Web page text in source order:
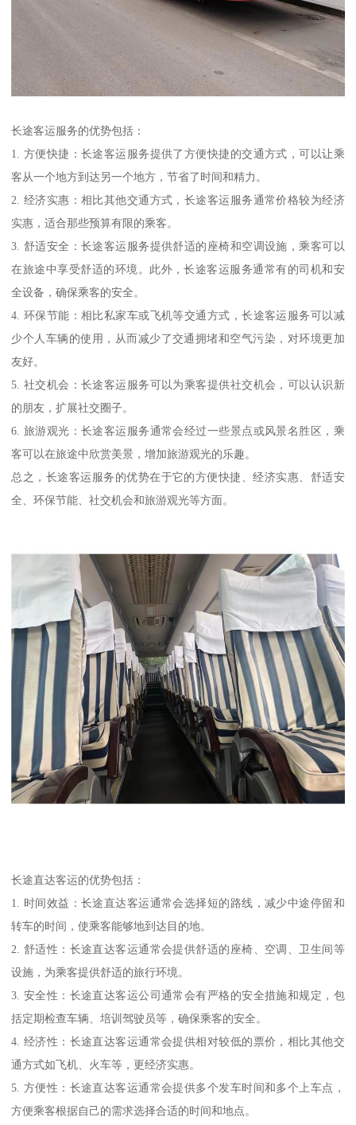
长途客运服务的优势包括：
1. 方便快捷：长途客运服务提供了方便快捷的交通方式，可以让乘
客从一个地方到达另一个地方，节省了时间和精力。
2. 经济实惠：相比其他交通方式，长途客运服务通常价格较为经济
实惠，适合那些预算有限的乘客。
3. 舒适安全：长途客运服务提供舒适的座椅和空调设施，乘客可以
在旅途中享受舒适的环境。此外，长途客运服务通常有的司机和安
全设备，确保乘客的安全。
4. 环保节能：相比私家车或飞机等交通方式，长途客运服务可以减
少个人车辆的使用，从而减少了交通拥堵和空气污染，对环境更加
友好。
5. 社交机会：长途客运服务可以为乘客提供社交机会，可以认识新
的朋友，扩展社交圈子。
6. 旅游观光：长途客运服务通常会经过一些景点或风景名胜区，乘
客可以在旅途中欣赏美景，增加旅游观光的乐趣。
总之，长途客运服务的优势在于它的方便快捷、经济实惠、舒适安
全、环保节能、社交机会和旅游观光等方面。
长途直达客运的优势包括：
1. 时间效益：长途直达客运通常会选择短的路线，减少中途停留和
转车的时间，使乘客能够地到达目的地。
2. 舒适性：长途直达客运通常会提供舒适的座椅、空调、卫生间等
设施，为乘客提供舒适的旅行环境。
3. 安全性：长途直达客运公司通常会有严格的安全措施和规定，包
括定期检查车辆、培训驾驶员等，确保乘客的安全。
4. 经济性：长途直达客运通常会提供相对较低的票价，相比其他交
通方式如飞机、火车等，更经济实惠。
5. 方便性：长途直达客运通常会提供多个发车时间和多个上车点，
方便乘客根据自己的需求选择合适的时间和地点。